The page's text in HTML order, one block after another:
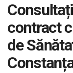
contract
de